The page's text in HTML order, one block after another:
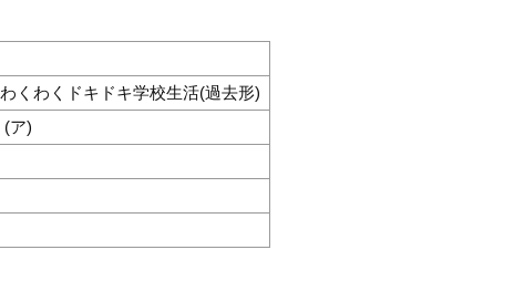
くわくドキドキ学校生活(過去形)
(ア)